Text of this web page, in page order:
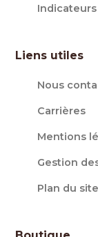
Liens utiles
Nous
Carrières
Mentions
Gestion
Plan du site